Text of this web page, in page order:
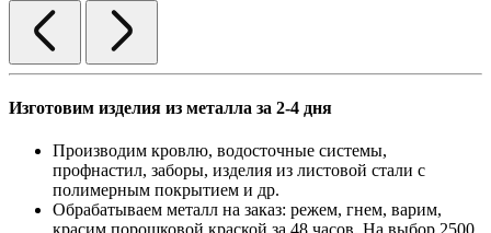
Изготовим изделия из металла за 2-4 дня
Производим кровлю, водосточные системы,
профнастил, заборы, изделия из листовой стали с
полимерным покрытием и др.
Обрабатываем металл на заказ: режем, гнем, варим,